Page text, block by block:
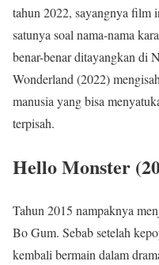
tahun 2022, sayangnya film
satunya soal nama-nama
benar-benar ditayangkan di
Wonderland (2022)
manusia yang bisa
terpisah.
Hello Monster
Tahun 2015 nampaknya
Bo Gum. Sebab setelah
kembali bermain dalam